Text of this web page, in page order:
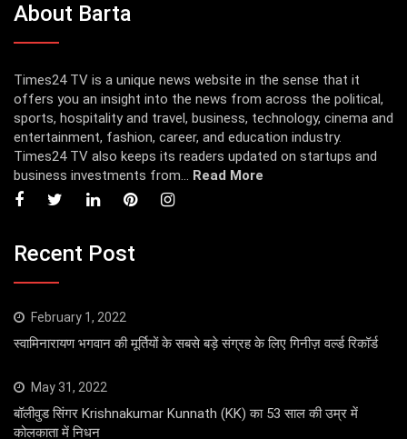
About Barta
Times24 TV is a unique news website in the sense that it
offers you an insight into the news from across the political,
sports, hospitality and travel, business, technology, cinema and
entertainment, fashion, career, and education industry.
Times24 TV also keeps its readers updated on startups and
business investments from... Read More
Recent Post
February 1, 2022
स्वामिनारायण भगवान की मूर्तियों के सबसे बड़े संग्रह के लिए गिनीज़ वर्ल्ड रिकॉर्ड
May 31, 2022
बॉलीवुड सिंगर Krishnakumar Kunnath (KK) का 53 साल की उम्र में
कोलकाता में निधन